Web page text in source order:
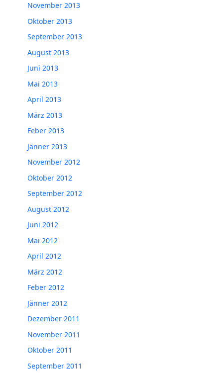
November 2013
Oktober 2013
September 2013
August 2013
Juni 2013
Mai 2013
April 2013
März 2013
Feber 2013
Jänner 2013
November 2012
Oktober 2012
September 2012
August 2012
Juni 2012
Mai 2012
April 2012
März 2012
Feber 2012
Jänner 2012
Dezember 2011
November 2011
Oktober 2011
September 2011